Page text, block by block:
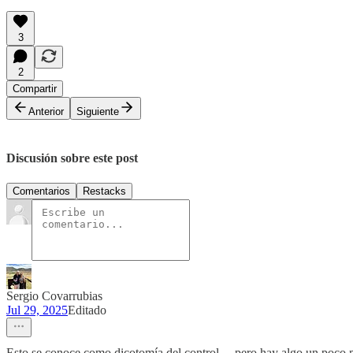
3
2
Compartir
Anterior
Siguiente
Discusión sobre este post
Comentarios Restacks
Sergio Covarrubias
Jul 29, 2025Editado